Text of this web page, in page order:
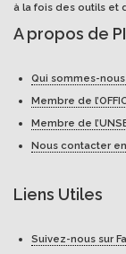
à la fois des outils et
A propos de
Qui sommes-nous
Membre de
Membre de
Nous contacter
Liens Utiles
Suivez-nous sur